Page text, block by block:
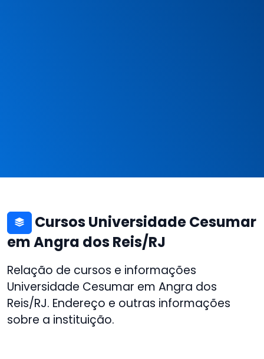
Cursos Universidade Cesumar
em Angra dos Reis/RJ
Relação de cursos e informações
Universidade Cesumar em Angra dos
Reis/RJ. Endereço e outras informações
sobre a instituição.